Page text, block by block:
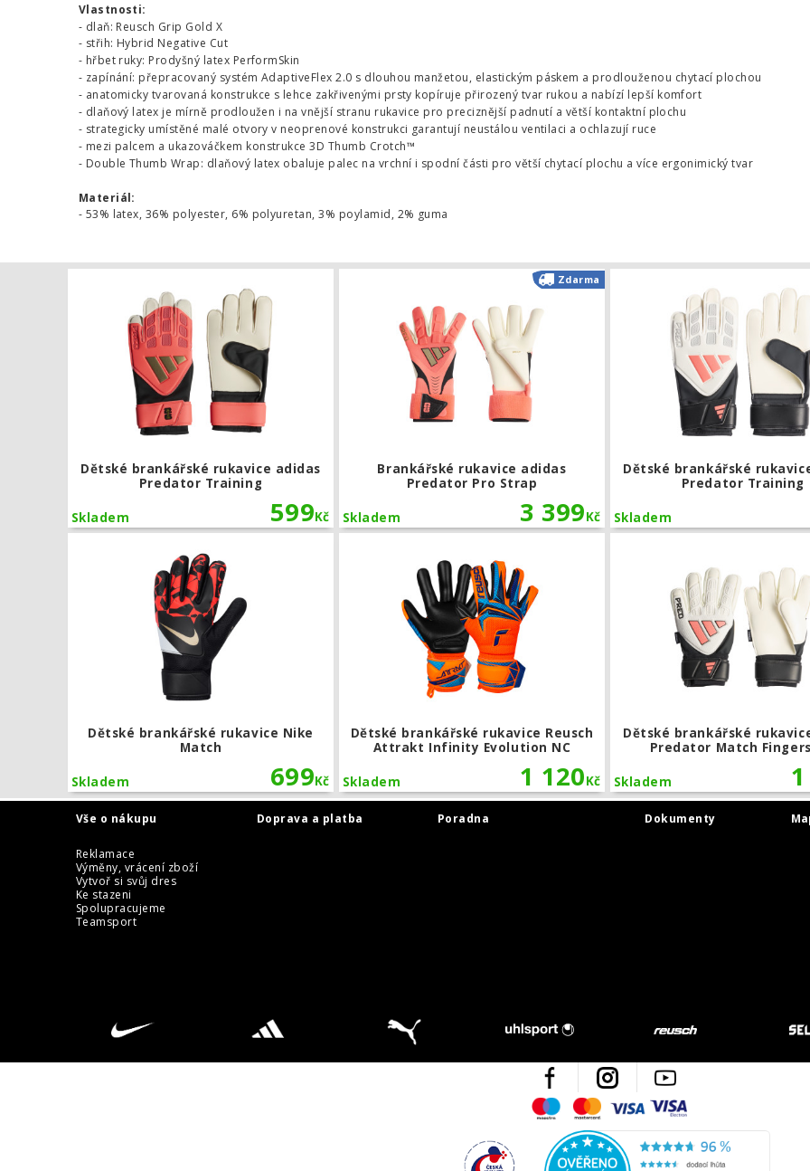
Vlastnosti:
- dlaň: Reusch Grip Gold X
- střih: Hybrid Negative Cut
- hřbet ruky: Prodyšný latex PerformSkin
- zapínání: přepracovaný systém AdaptiveFlex 2.0 s dlouhou manžetou, elastickým páskem a prodlouženou chytací plochou
- anatomicky tvarovaná konstrukce s lehce zakřivenými prsty kopíruje přirozený tvar rukou a nabízí lepší komfort
- dlaňový latex je mírně prodloužen i na vnější stranu rukavice pro preciznější padnutí a větší kontaktní plochu
- strategicky umístěné malé otvory v neoprenové konstrukci garantují neustálou ventilaci a ochlazují ruce
- mezi palcem a ukazováčkem konstrukce 3D Thumb Crotch™
- Double Thumb Wrap: dlaňový latex obaluje palec na vrchní i spodní části pro větší chytací plochu a více ergonimický tvar
Materiál:
- 53% latex, 36% polyester, 6% polyuretan, 3% poylamid, 2% guma
Dětské brankářské rukavice adidas
Predator Training
599Kč
Skladem
Dětské brankářské rukavice adidas Predator Training
Brankářské rukavice adidas
Predator Pro Strap
3 399Kč
Skladem
Zdarma Brankářské rukavice adidas
Dětské brankářské
Predator Training
Skladem
Dětské brankářské rukavice Nike
Match
699Kč
Skladem
Dětské brankářské rukavice Reusch
Attrakt Infinity Evolution NC
1 120Kč
Skladem
Dětské brankářské rukavice Reusch
Dětské brankářské
Predator Match
Skladem
Vše o nákupu Doprava a platba Poradna
Reklamace
Výměny, vrácení zboží
Vytvoř si svůj dres
Ke stazeni
Spolupracujeme
Teamsport
Dokumenty
Facebook Instagram
MaestroMastercard
Visa
Česká kvalita